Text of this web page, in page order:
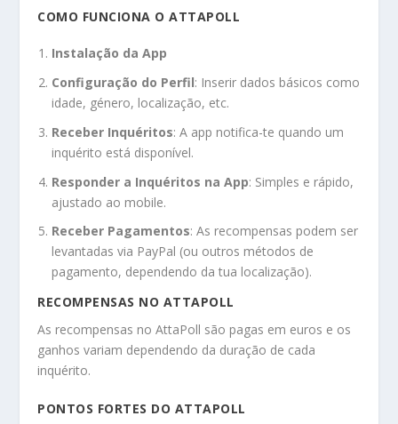
COMO FUNCIONA O ATTAPOLL
Instalação da App
Configuração do Perfil: Inserir dados básicos como
idade, género, localização, etc.
Receber Inquéritos: A app notifica-te quando um
inquérito está disponível.
Responder a Inquéritos na App: Simples e rápido,
ajustado ao mobile.
Receber Pagamentos: As recompensas podem ser
levantadas via PayPal (ou outros métodos de
pagamento, dependendo da tua localização).
RECOMPENSAS NO ATTAPOLL
As recompensas no AttaPoll são pagas em euros e os
ganhos variam dependendo da duração de cada
inquérito.
PONTOS FORTES DO ATTAPOLL